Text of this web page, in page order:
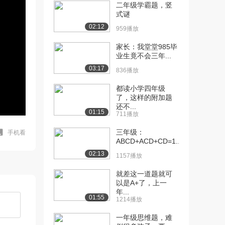
手机看
02:12
二年级学霸题，竖
式谜
959播放
03:17
家长：我堂堂985毕
业生竟不会三年...
836播放
01:15
都读小学四年级
了，这样的附加题
还不...
711播放
02:13
三年级：
ABCD+ACD+CD=1...
1157播放
01:55
就差这一道题就可
以是A+了，上一
年...
1214播放
一年级思维题，难